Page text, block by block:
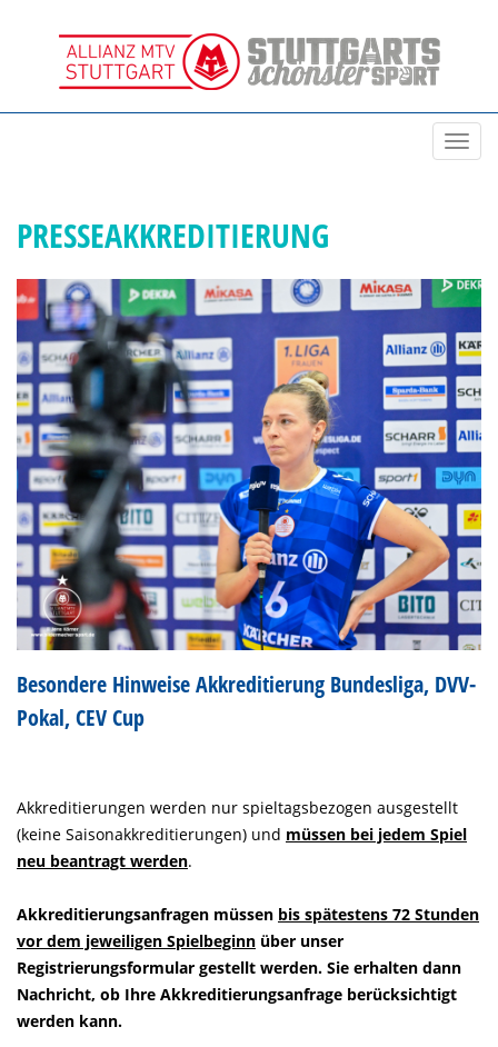
PRESSEAKKREDITIERUNG
Besondere Hinweise Akkreditierung Bundesliga, DVV-
Pokal, CEV Cup
Akkreditierungen werden nur spieltagsbezogen ausgestellt
(keine Saisonakkreditierungen) und müssen bei jedem Spiel
neu beantragt werden.
Akkreditierungsanfragen müssen bis spätestens 72 Stunden
vor dem jeweiligen Spielbeginn über unser
Registrierungsformular gestellt werden. Sie erhalten dann
Nachricht, ob Ihre Akkreditierungsanfrage berücksichtigt
werden kann.